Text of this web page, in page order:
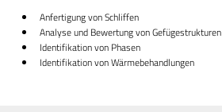
Anfertigung von Schliffen
Analyse und Bewertung von Gefügestrukturen
Identifikation von Phasen
Identifikation von Wärmebehandlungen